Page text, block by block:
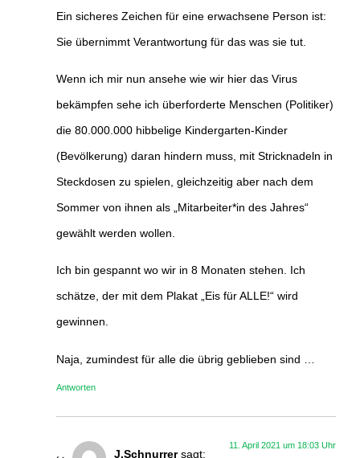
Ein sicheres Zeichen für eine erwachsene Person ist:
Sie übernimmt Verantwortung für das was sie tut.
Wenn ich mir nun ansehe wie wir hier das Virus
bekämpfen sehe ich überforderte Menschen (Politiker)
die 80.000.000 hibbelige Kindergarten-Kinder
(Bevölkerung) daran hindern muss, mit Stricknadeln in
Steckdosen zu spielen, gleichzeitig aber nach dem
Sommer von ihnen als „Mitarbeiter*in des Jahres“
gewählt werden wollen.
Ich bin gespannt wo wir in 8 Monaten stehen. Ich
schätze, der mit dem Plakat „Eis für ALLE!“ wird
gewinnen.
Naja, zumindest für alle die übrig geblieben sind …
Antworten
J.Schnurrer sagt:
11. April 2021 um 18:03 Uhr